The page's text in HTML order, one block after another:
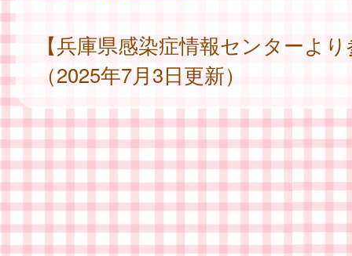
【兵庫県感染症情報センターよ
（2025年7月3日更新）